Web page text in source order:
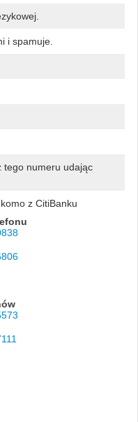
i spamuje.
numeru udając
z CitiBanku